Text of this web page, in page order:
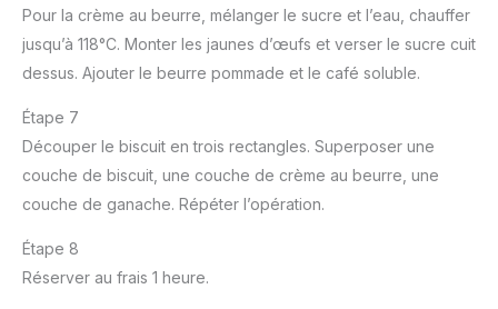
Pour la crème au beurre, mélanger le sucre et l’eau, chauffer
jusqu’à 118°C. Monter les jaunes d’œufs et verser le sucre cuit
dessus. Ajouter le beurre pommade et le café soluble.
Étape 7
Découper le biscuit en trois rectangles. Superposer une
couche de biscuit, une couche de crème au beurre, une
couche de ganache. Répéter l’opération.
Étape 8
Réserver au frais 1 heure.